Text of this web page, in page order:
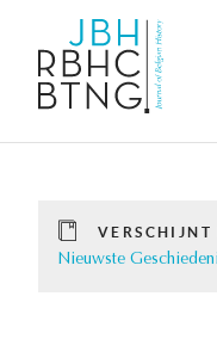
VERSCHIJNT
Nieuwste